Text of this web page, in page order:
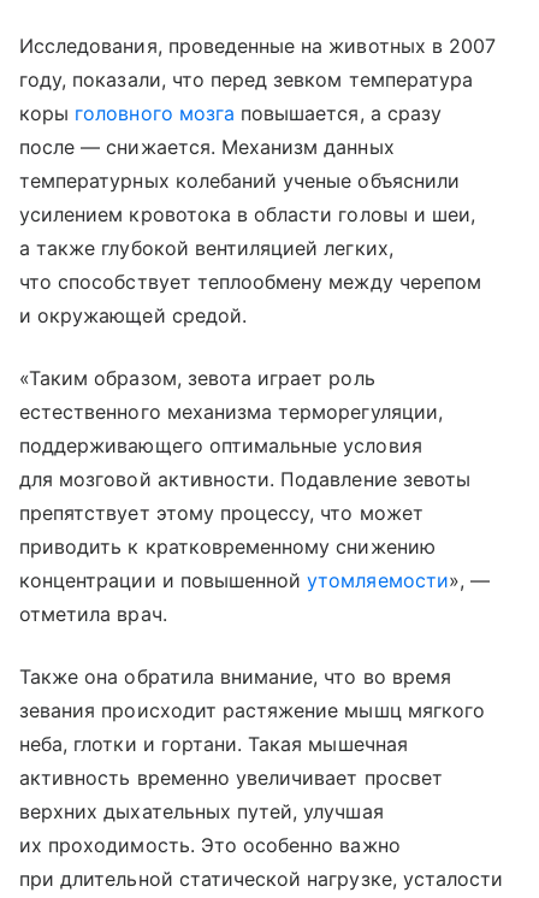
Исследования, проведенные на животных в 2007
году, показали, что перед зевком температура
коры головного мозга повышается, а сразу
после — снижается. Механизм данных
температурных колебаний ученые объяснили
усилением кровотока в области головы и шеи,
а также глубокой вентиляцией легких,
что способствует теплообмену между черепом
и окружающей средой.
«Таким образом, зевота играет роль
естественного механизма терморегуляции,
поддерживающего оптимальные условия
для мозговой активности. Подавление зевоты
препятствует этому процессу, что может
приводить к кратковременному снижению
концентрации и повышеннойутомляемости», —
отметила врач.
Также она обратила внимание, что во время
зевания происходит растяжение мышц мягкого
неба, глотки и гортани. Такая мышечная
активность временно увеличивает просвет
верхних дыхательных путей, улучшая
их проходимость. Это особенно важно
при длительной статической нагрузке, усталости